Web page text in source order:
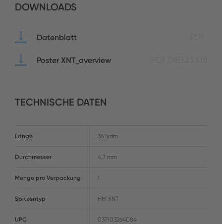
DOWNLOADS
Datenblatt
Poster XNT_overview
TECHNISCHE DATEN
Länge 36.5mm
Durchmesser 4.7 mm
Menge pro Verpackung 1
Spitzentyp HM XNT
UPC 037103264084